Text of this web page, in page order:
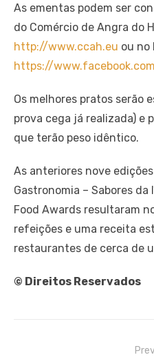
As ementas podem ser
do Comércio de Angra do
http://www.ccah.eu ou no
https://
Os melhores pratos serão
prova cega já realizada) e
que terão peso idêntico.
As anteriores nove
Gastronomia – Sabores
Food Awards resultaram
refeições e uma receita
restaurantes de cerca de
© Direitos Reservados